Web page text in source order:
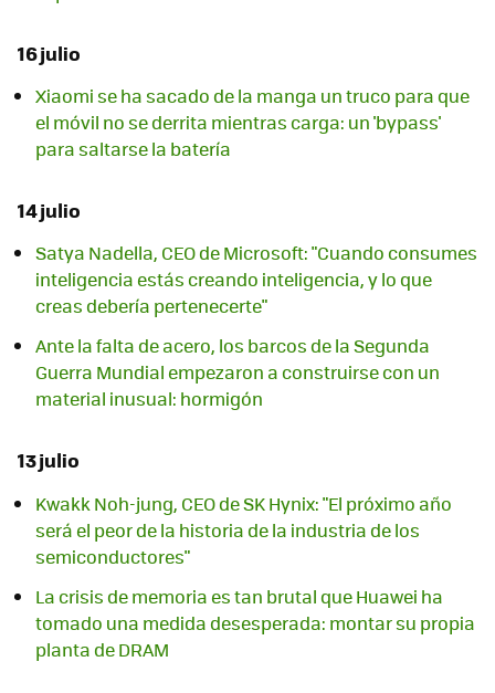
16 julio
Xiaomi se ha sacado de la manga un truco para que
el móvil no se derrita mientras carga: un 'bypass'
para saltarse la batería
14 julio
Satya Nadella, CEO de Microsoft: "Cuando consumes
inteligencia estás creando inteligencia, y lo que
creas debería pertenecerte"
Ante la falta de acero, los barcos de la Segunda
Guerra Mundial empezaron a construirse con un
material inusual: hormigón
13 julio
Kwakk Noh-jung, CEO de SK Hynix: "El próximo año
será el peor de la historia de la industria de los
semiconductores"
La crisis de memoria es tan brutal que Huawei ha
tomado una medida desesperada: montar su propia
planta de DRAM